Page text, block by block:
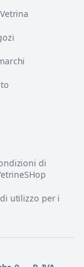
di
utilizzo per i